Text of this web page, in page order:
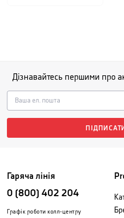
Дізнавайтесь першими про
Гаряча лінія
0 (800) 402 204
Графік роботи колл-центру